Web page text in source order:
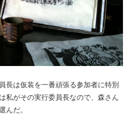
長は仮装を一番頑張る参加者に特別
私がその実行委員長なので、森さん
んだ。